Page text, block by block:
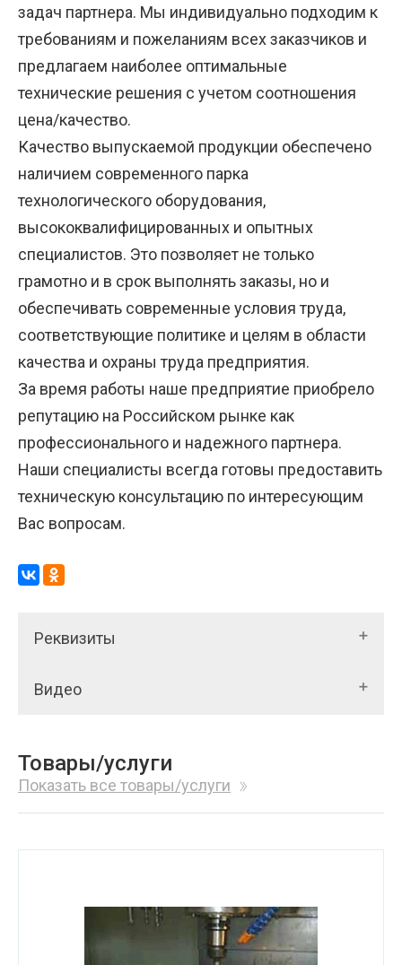
задач партнера. Мы индивидуально подходим к
требованиям и пожеланиям всех заказчиков и
предлагаем наиболее оптимальные
технические решения с учетом соотношения
цена/качество.
Качество выпускаемой продукции обеспечено
наличием современного парка
технологического оборудования,
высококвалифицированных и опытных
специалистов. Это позволяет не только
грамотно и в срок выполнять заказы, но и
обеспечивать современные условия труда,
соответствующие политике и целям в области
качества и охраны труда предприятия.
За время работы наше предприятие приобрело
репутацию на Российском рынке как
профессионального и надежного партнера.
Наши специалисты всегда готовы предоставить
техническую консультацию по интересующим
Вас вопросам.
Реквизиты
Видео
Товары/услуги
Показать все товары/услуги